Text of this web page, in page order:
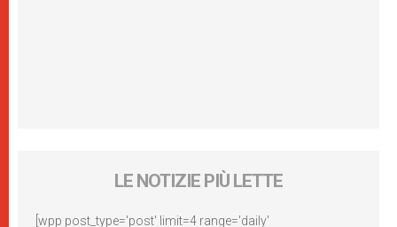
LE NOTIZIE PIÙ LETTE
[wpp post_type='post' limit=4 range='daily'